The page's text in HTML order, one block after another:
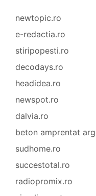
newtopic.ro
e-redactia.ro
stiripopesti.ro
decodays.ro
headidea.ro
newspot.ro
dalvia.ro
beton amprentat
sudhome.ro
succestotal.ro
radiopromix.ro